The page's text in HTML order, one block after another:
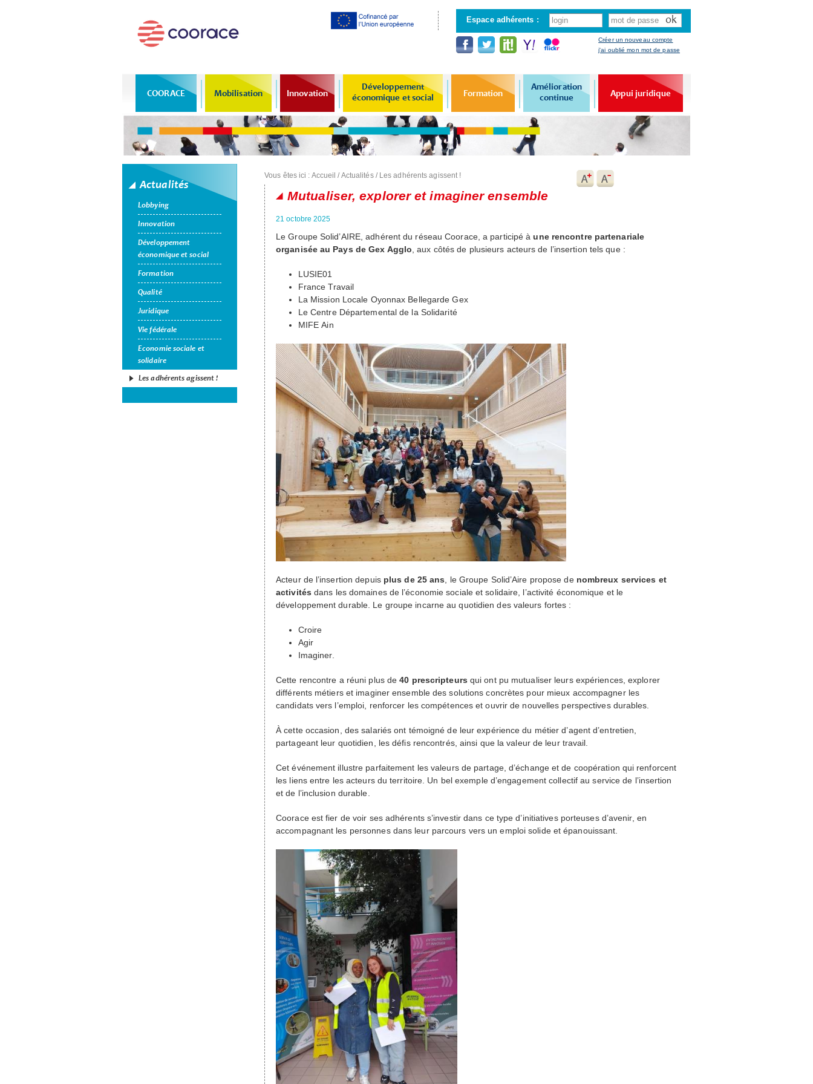
contenu
principal
Espace adhérents :
Créer un nouveau compte
j'ai oublié mon mot de passe
COORACE Mobilisation Innovation
Développement
économique et social
Formation
Amélioration
continue
Appui juridique
Actualités
Lobbying
Innovation
Développement
économique et social
Formation
Qualité
Juridique
Vie fédérale
Economie sociale et
solidaire
Les adhérents agissent !
Vous êtes ici : Accueil /Actualités/ Les adhérents agissent !
Mutualiser, explorer et imaginer ensemble
21 octobre 2025
Le Groupe Solid’AIRE , adhérent du réseau Coorace, a participé à une rencontre partenariale
organisée au Pays de Gex Agglo , aux côtés de plusieurs acteurs de l’insertion tels que :
LUSIE01
France Travail
La Mission Locale Oyonnax Bellegarde Gex
Le Centre Départemental de la Solidarité
MIFE Ain
Acteur de l’insertion depuis plus de 25 ans , le Groupe Solid’Aire propose de nombreux services et
activités dans les domaines de l’économie sociale et solidaire, l’activité économique et le
développement durable. Le groupe incarne au quotidien des valeurs fortes :
Croire
Agir
Imaginer.
Cette rencontre a réuni plus de 40 prescripteurs qui ont pu mutualiser leurs expériences, explorer
différents métiers et imaginer ensemble des solutions concrètes pour mieux accompagner les
candidats vers l’emploi, renforcer les compétences et ouvrir de nouvelles perspectives durables.
À cette occasion, des salariés ont témoigné de leur expérience du métier d’agent d’entretien,
partageant leur quotidien, les défis rencontrés, ainsi que la valeur de leur travail.
Cet événement illustre parfaitement les valeurs de partage, d’échange et de coopération qui renforcent
les liens entre les acteurs du territoire. Un bel exemple d’engagement collectif au service de l’insertion
et de l’inclusion durable.
Coorace est fier de voir ses adhérents s’investir dans ce type d’initiatives porteuses d’avenir, en
accompagnant les personnes dans leur parcours vers un emploi solide et épanouissant.